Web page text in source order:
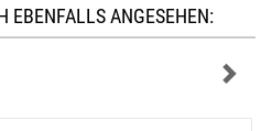
EBENFALLS ANGESEHEN: